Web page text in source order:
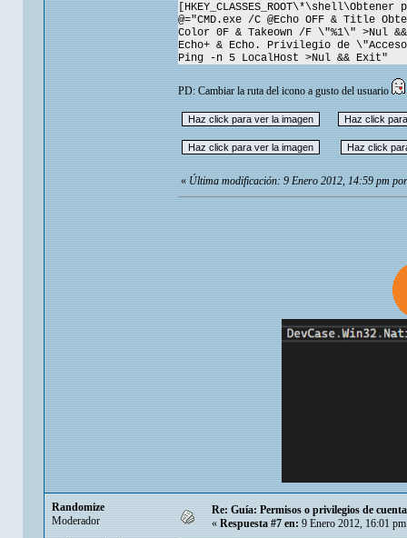
@="CMD.exe /C @Echo OFF & Title
Color 0F & Takeown /F \"%1\" >Nul
Echo+ & Echo. Privilegio de
Ping -n 5 LocalHost >Nul && Exit"
PD: Cambiar la ruta del icono a gusto del usuario
«Última modificación: 9 Enero 2012, 14:59 pm
Randomize
Moderador
Re: Guía: Permisos o privilegios de
« Respuesta #7 en: 9 Enero 2012, 16:01